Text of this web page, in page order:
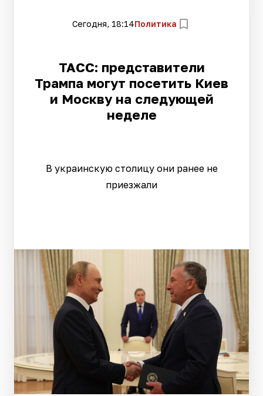
Сегодня, 18:14Политика
ТАСС: представители
Трампа могут посетить Киев
и Москву на следующей
неделе
В украинскую столицу они ранее не
приезжали